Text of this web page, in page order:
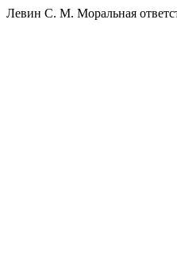
Левин С. М. Моральная